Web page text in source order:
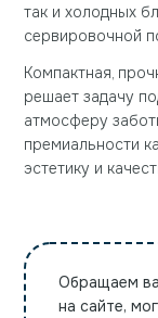
так и холодных
сервировочной
Компактная,
решает задачу
атмосферу
премиальности
эстетику и
Обращаем
на сайте,